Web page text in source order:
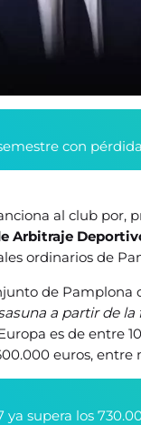
con
al club por,
Arbitraje
ordinarios de
de Pamplona
a partir de
es de entre
euros, entre
supera los